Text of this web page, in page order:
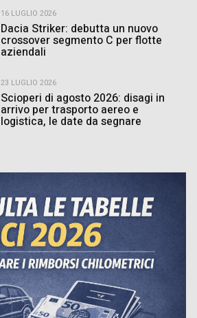
16 LUGLIO 2026
Dacia Striker: debutta un nuovo
crossover segmento C per flotte
aziendali
23 LUGLIO 2026
Scioperi di agosto 2026: disagi in
arrivo per trasporto aereo e
logistica, le date da segnare